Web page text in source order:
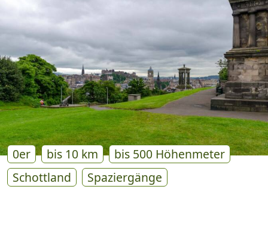
R
I
N
G
E
0er bis 10 km
bis 500 Höhenmeter
Schottland
Spaziergänge